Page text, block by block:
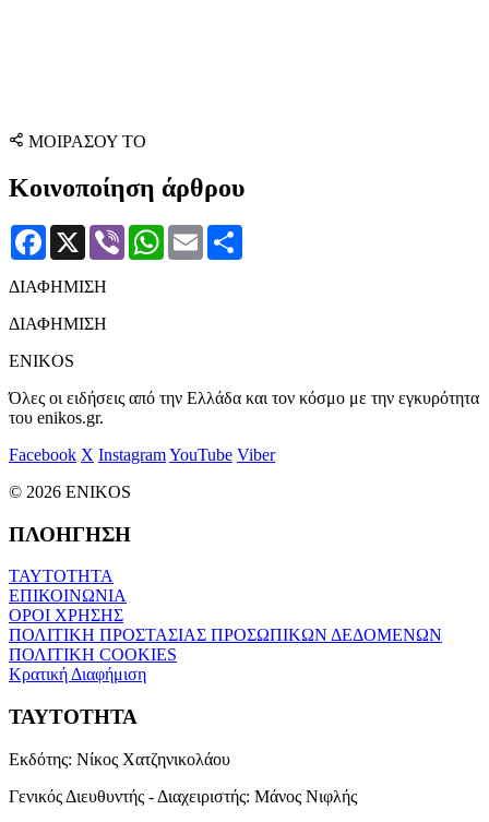
ΜΟΙΡΑΣΟΥ ΤΟ
Κοινοποίηση άρθρου
Facebook
X Viber WhatsApp
Email
ΔΙΑΦΗΜΙΣΗ
ΔΙΑΦΗΜΙΣΗ
ENIKOS
Όλες οι ειδήσεις από την Ελλάδα και τον κόσμο με την εγκυρότητα
του enikos.gr.
Facebook X InstagramYouTube Viber
© 2026 ENIKOS
ΠΛΟΗΓΗΣΗ
ΤΑΥΤΟΤΗΤΑ
ΕΠΙΚΟΙΝΩΝΙΑ
ΟΡΟΙ ΧΡΗΣΗΣ
ΠΟΛΙΤΙΚΗ ΠΡΟΣΤΑΣΙΑΣ ΠΡΟΣΩΠΙΚΩΝ ΔΕΔΟΜΕΝΩΝ
ΠΟΛΙΤΙΚΗ COOKIES
Κρατική Διαφήμιση
ΤΑΥΤΟΤΗΤΑ
Εκδότης: Νίκος Χατζηνικολάου
Γενικός Διευθυντής - Διαχειριστής: Μάνος Νιφλής